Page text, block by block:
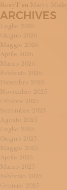
RosyT su Marye
ARCHIVES
Luglio 2026
Giugno 2026
Maggio 2026
Aprile 2026
Marzo 2026
Febbraio 2026
Dicembre 2025
Novembre 2025
Ottobre 2025
Settembre 2025
Agosto 2025
Luglio 2025
Giugno 2025
Maggio 2025
Aprile 2025
Marzo 2025
Febbraio 2025
Gennaio 2025